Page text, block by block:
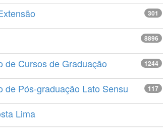
301
8896
de Cursos de Graduação 1244
de Pós-graduação Lato Sensu 117
Lima